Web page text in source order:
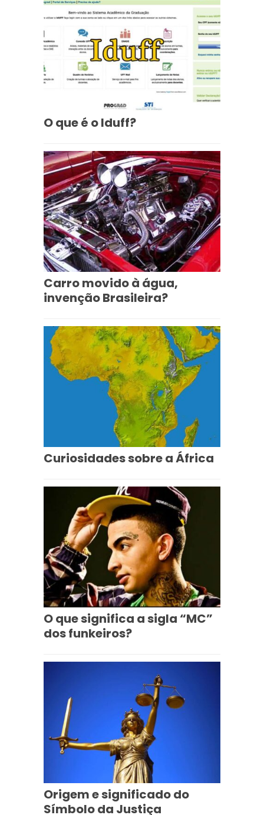
O que é o Iduff?
Carro movido à água,
invenção Brasileira?
Curiosidades sobre a África
O que significa a sigla “MC”
dos funkeiros?
Origem e significado do
Símbolo da Justiça